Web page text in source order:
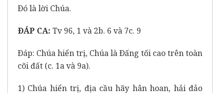
Ðó là lời Chúa.
ÐÁP CA: Tv 96, 1 và 2b. 6 và 7c. 9
Ðáp: Chúa hiển trị, Chúa là Ðấng tối cao trên toàn
cõi đất (c. 1a và 9a).
1) Chúa hiển trị, địa cầu hãy hân hoan, hải đảo